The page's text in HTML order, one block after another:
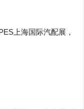
上海国际汽配展，